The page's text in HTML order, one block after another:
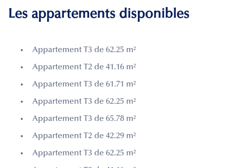
Les appartements disponibles
Appartement T3 de 62.25 m²
Appartement T2 de 41.16 m²
Appartement T3 de 61.71 m²
Appartement T3 de 62.25 m²
Appartement T3 de 65.78 m²
Appartement T2 de 42.29 m²
Appartement T3 de 62.25 m²